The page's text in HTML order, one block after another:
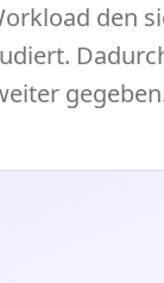
den